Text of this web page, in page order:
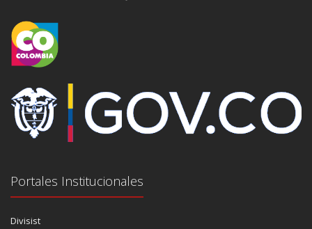
Portales Institucionales
Divisist